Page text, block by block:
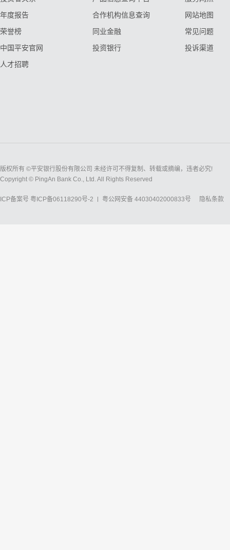
年度报告
荣誉榜
中国平安官网
人才招聘
合作机构信息查询
同业金融
投资银行
网站地图
常见问题
投诉渠道
版权所有 ©平安银行股份有限公司 未经许可不得复制、转载或摘编，违者必究!
Copyright © PingAn Bank Co., Ltd. All Rights Reserved
ICP备案号 粤ICP备06118290号-2 粤公网安备 44030402000833号 隐私条款